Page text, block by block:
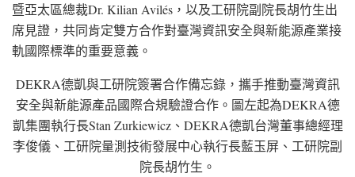
暨亞太區總裁Dr. Kilian Avilés，以及工研院副院長胡竹生出
席見證，共同肯定雙方合作對臺灣資訊安全與新能源產業接
軌國際標準的重要意義。
DEKRA德凱與工研院簽署合作備忘錄，攜手推動臺灣資訊
安全與新能源產品國際合規驗證合作。圖左起為DEKRA德
凱集團執行長Stan Zurkiewicz、DEKRA德凱台灣董事總經理
李俊儀、工研院量測技術發展中心執行長藍玉屏、工研院副
院長胡竹生。